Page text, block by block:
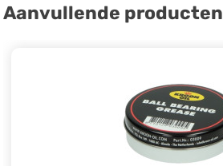
Aanvullende producten